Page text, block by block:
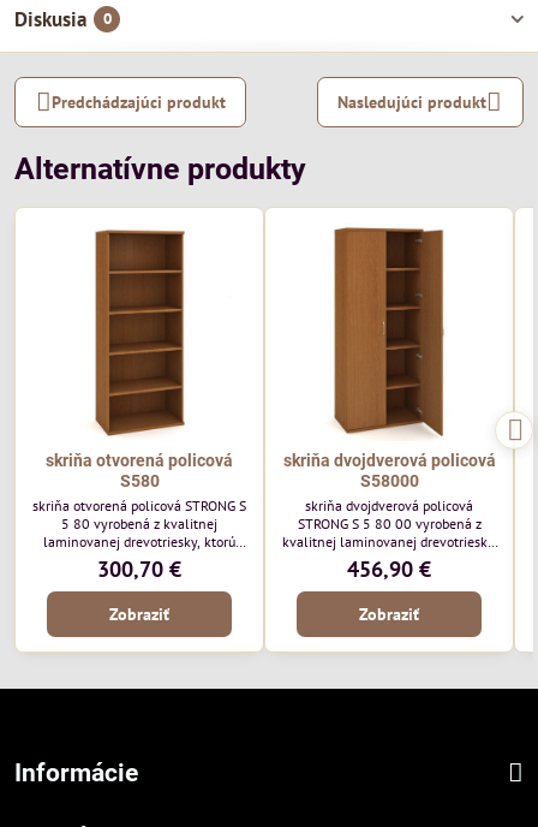
Diskusia 0
Predchádzajúci produkt Nasledujúci produkt
Alternatívne produkty
skriňa otvorená policová
S580
skriňa otvorená policová STRONG S
5 80 vyrobená z kvalitnej
laminovanej drevotriesky, ktorú
ponúkame v 8 farebných odtieňoch.
Vrchná doska a dno majú hrúbku
25mm a na prednej strane je 2mm
ABS hrana.
300,70 €
Zobraziť
skriňa dvojdverová policová
S58000
skriňa dvojdverová policová
STRONG S 5 80 00 vyrobená z
kvalitnej laminovanej drevotriesky,
ktorú ponúkame v 8 farebných
odtieňoch. Vrchná doska a dno majú
hrúbku 25mm a na prednej strane
je 2mm ABS hrana.
456,90 €
Zobraziť
Informácie